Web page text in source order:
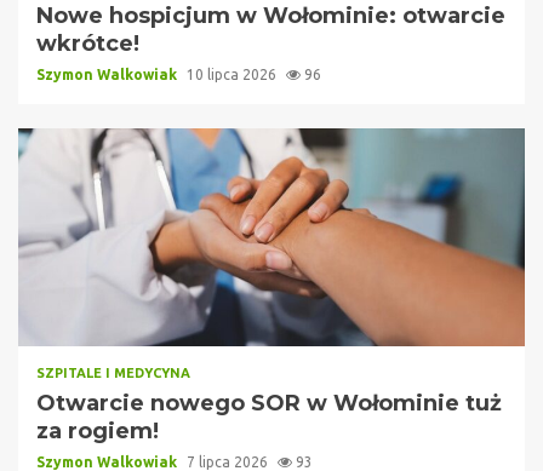
Nowe hospicjum w Wołominie: otwarcie
wkrótce!
Szymon Walkowiak 10 lipca 2026 96
SZPITALE I MEDYCYNA
Otwarcie nowego SOR w Wołominie tuż
za rogiem!
Szymon Walkowiak 7 lipca 2026 93